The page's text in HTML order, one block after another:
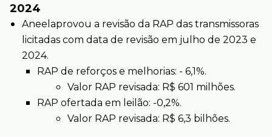
2024
Aneelaprovou a revisão da RAP das transmissoras
licitadas com data de revisão em julho de 2023 e
2024.
RAP de reforços e melhorias: - 6,1%.
Valor RAP revisada: R$ 601 milhões.
RAP ofertada em leilão: -0,2%.
Valor RAP revisada: R$ 6,3 bilhões.